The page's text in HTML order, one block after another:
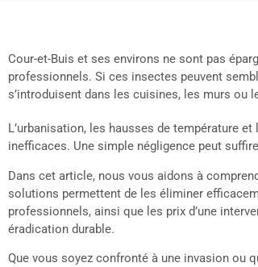
Cour-et-Buis et ses environs ne sont pas
professionnels. Si ces insectes peuvent
s’introduisent dans les cuisines, les murs
L’urbanisation, les hausses de température
inefficaces. Une simple négligence peut
Dans cet article, nous vous aidons à
solutions permettent de les éliminer
professionnels, ainsi que les prix d’une
éradication durable.
Que vous soyez confronté à une invasion ou